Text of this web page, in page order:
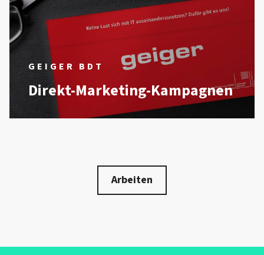
GEIGER BDT
Direkt-Marketing-Kampagnen
Arbeiten